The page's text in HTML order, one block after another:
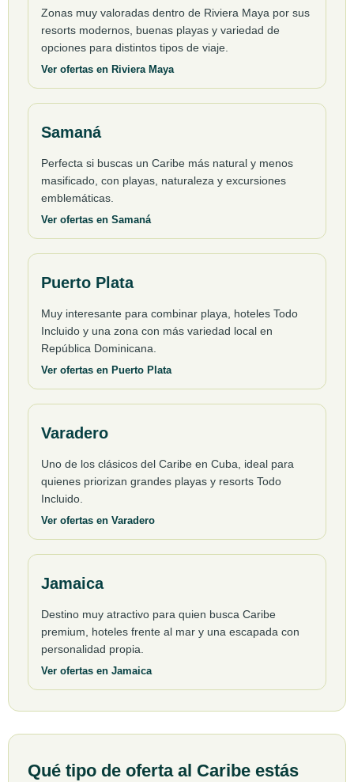
Zonas muy valoradas dentro de Riviera Maya por sus
resorts modernos, buenas playas y variedad de
opciones para distintos tipos de viaje.
Ver ofertas en Riviera Maya
Samaná
Perfecta si buscas un Caribe más natural y menos
masificado, con playas, naturaleza y excursiones
emblemáticas.
Ver ofertas en Samaná
Puerto Plata
Muy interesante para combinar playa, hoteles Todo
Incluido y una zona con más variedad local en
República Dominicana.
Ver ofertas en Puerto Plata
Varadero
Uno de los clásicos del Caribe en Cuba, ideal para
quienes priorizan grandes playas y resorts Todo
Incluido.
Ver ofertas en Varadero
Jamaica
Destino muy atractivo para quien busca Caribe
premium, hoteles frente al mar y una escapada con
personalidad propia.
Ver ofertas en Jamaica
Qué tipo de oferta al Caribe estás